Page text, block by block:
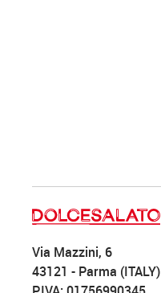
Via Mazzini, 6
43121 - Parma (ITALY)